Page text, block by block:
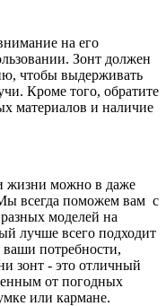
на его
Зонт должен
чтобы выдерживать
Кроме того, обратите
материалов и наличие
жизни можно в даже
всегда поможем вам с
моделей на
лучше всего подходит
ваши потребности,
зонт - это отличный
от погодных
или кармане.